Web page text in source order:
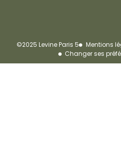
©2025 Levine Paris 5 Mentions
Changer ses